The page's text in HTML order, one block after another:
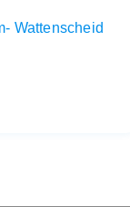
Wattenscheid